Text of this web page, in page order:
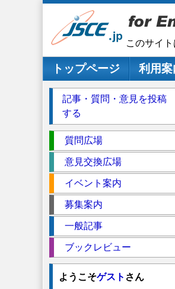
このサイ
メインナビゲーション
トップページ 利用案
記事・質問・意見を投稿
する
ク
シ
質問広場
意見交換広場
イベント案内
募集案内
一般記事
ブックレビュー
ようこそゲスト さん